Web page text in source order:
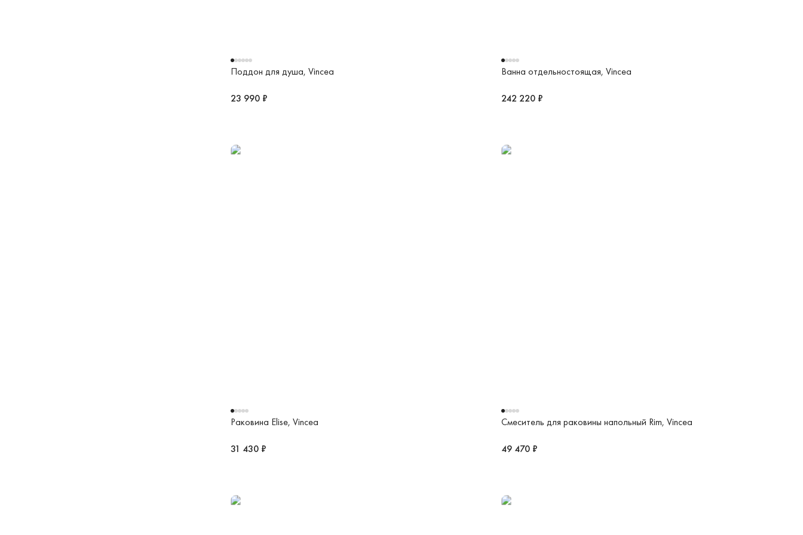
Поддон для душа, Vincea
23 990 ₽
Ванна отдельностоящая, Vincea
242 220 ₽
Раковина Elise, Vincea
31 430 ₽
Смеситель для раковины напольный Rim, Vincea
49 470 ₽